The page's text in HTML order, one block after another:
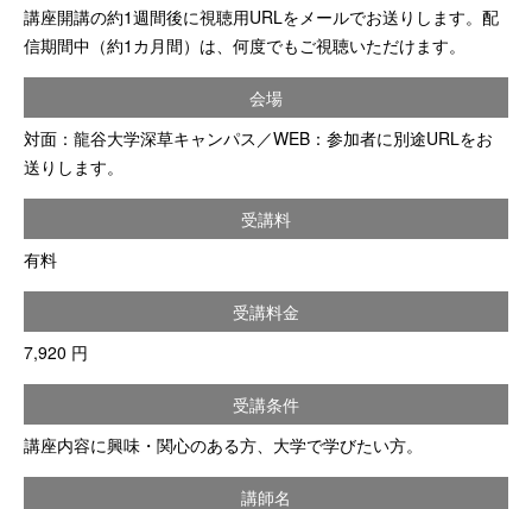
講座開講の約1週間後に視聴用URLをメールでお送りします。配
信期間中（約1カ月間）は、何度でもご視聴いただけます。
会場
対面：龍谷大学深草キャンパス／WEB：参加者に別途URLをお
送りします。
受講料
有料
受講料金
7,920 円
受講条件
講座内容に興味・関心のある方、大学で学びたい方。
講師名